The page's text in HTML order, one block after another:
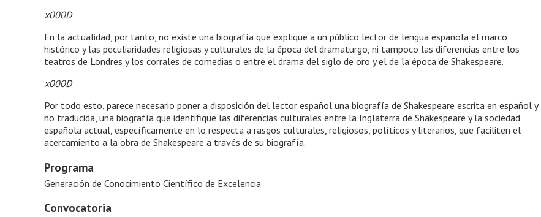
x000D
En la actualidad, por tanto, no existe una biografía que explique a un público lector de lengua española el marco
histórico y las peculiaridades religiosas y culturales de la época del dramaturgo, ni tampoco las diferencias entre los
teatros de Londres y los corrales de comedias o entre el drama del siglo de oro y el de la época de Shakespeare.
x000D
Por todo esto, parece necesario poner a disposición del lector español una biografía de Shakespeare escrita en español y
no traducida, una biografía que identifique las diferencias culturales entre la Inglaterra de Shakespeare y la sociedad
española actual, específicamente en lo respecta a rasgos culturales, religiosos, políticos y literarios, que faciliten el
acercamiento a la obra de Shakespeare a través de su biografía.
Programa
Generación de Conocimiento Científico de Excelencia
Convocatoria